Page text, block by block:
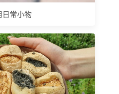
日常小物